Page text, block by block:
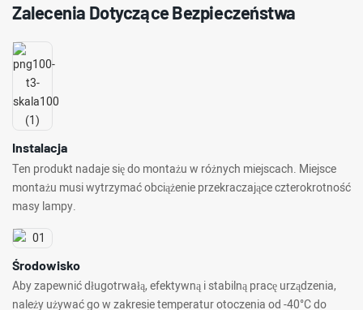
Zalecenia Dotyczące Bezpieczeństwa
Instalacja
Ten produkt nadaje się do montażu w różnych miejscach. Miejsce
montażu musi wytrzymać obciążenie przekraczające czterokrotność
masy lampy.
Środowisko
Aby zapewnić długotrwałą, efektywną i stabilną pracę urządzenia,
należy używać go w zakresie temperatur otoczenia od -40°C do